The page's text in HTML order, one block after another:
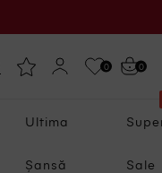
0 0
Ultima
Șansă Sale